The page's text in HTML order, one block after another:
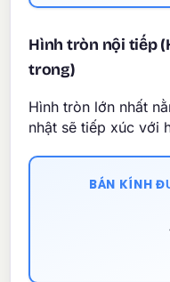
Hình tròn nội tiếp
trong)
Hình tròn lớn nhất
nhật sẽ tiếp xúc với
BÁN KÍNH